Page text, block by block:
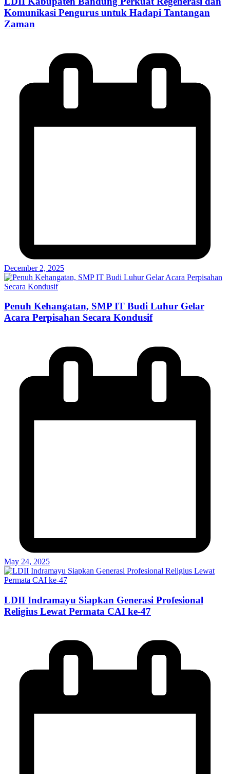
Komunikasi Pengurus untuk Hadapi Tantangan
Zaman
December 2, 2025
Penuh Kehangatan, SMP IT Budi Luhur Gelar
Acara Perpisahan Secara Kondusif
May 24, 2025
LDII Indramayu Siapkan Generasi Profesional
Religius Lewat Permata CAI ke-47